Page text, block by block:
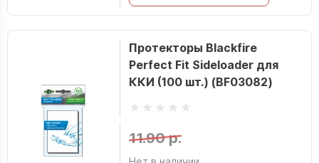
Протекторы Blackfire
Perfect Fit Sideloader для
ККИ (100 шт.) (BF03082)
11.90 р.